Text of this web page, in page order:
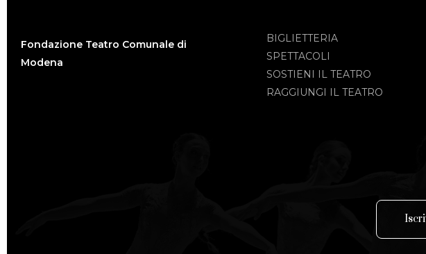
Fondazione Teatro Comunale di
Modena
BIGLIETTERIA
SPETTACOLI
SOSTIENI IL TEATRO
RAGGIUNGI IL TEATRO
Iscri